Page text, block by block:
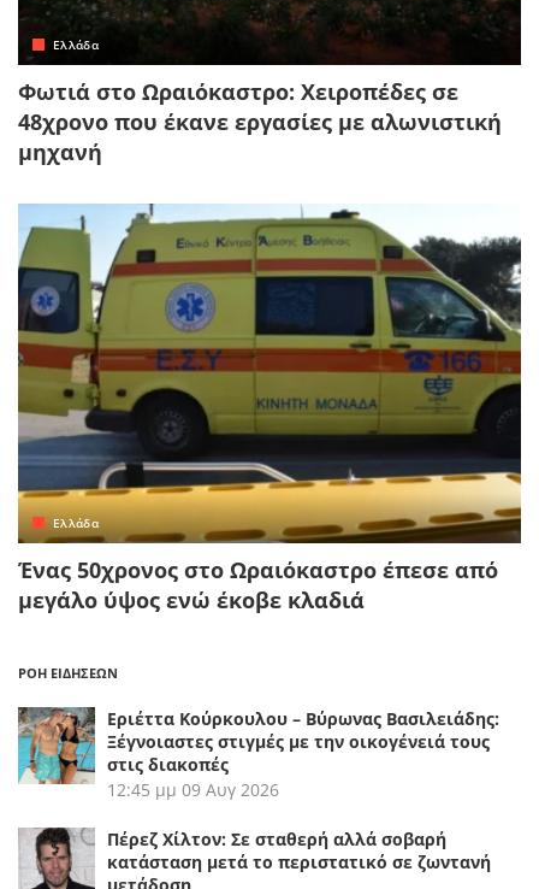
Ελλάδα
Φωτιά στο Ωραιόκαστρο: Χειροπέδες σε
48χρονο που έκανε εργασίες με αλωνιστική
μηχανή
Ελλάδα
Ένας 50χρονος στο Ωραιόκαστρο έπεσε από
μεγάλο ύψος ενώ έκοβε κλαδιά
ΡΟΗ ΕΙΔΗΣΕΩΝ
Εριέττα Κούρκουλου – Βύρωνας Βασιλειάδης:
Ξέγνοιαστες στιγμές με την οικογένειά τους
στις διακοπές
12:45 μμ 09 Αυγ 2026
Πέρεζ Χίλτον: Σε σταθερή αλλά σοβαρή
κατάσταση μετά το περιστατικό σε ζωντανή